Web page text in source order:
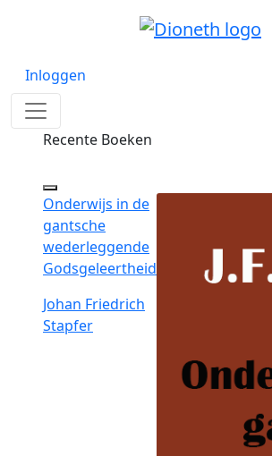
Inloggen
Recente Boeken
Onderwijs in de
gantsche
wederleggende
Godsgeleertheid
Johan Friedrich
Stapfer